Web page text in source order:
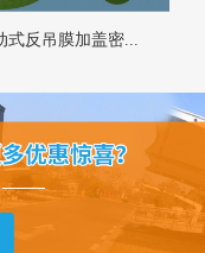
式反吊膜加盖密...